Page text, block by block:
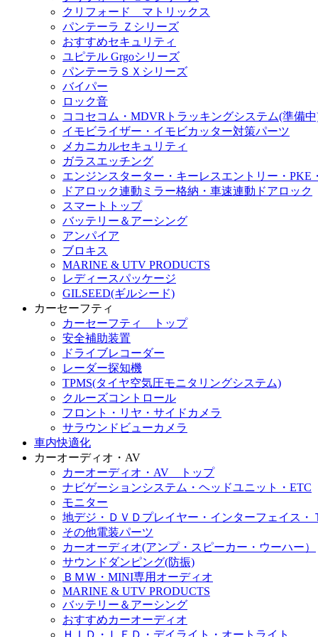
クリフォード マトリックス
パンテーラ Ｚシリーズ
おすすめセキュリティ
ユピテル Grgoシリーズ
パンテーラＳＸシリーズ
バイパー
ロック音
ココセコム・MDVRトラッキングシステム(準備
イモビライザー・イモビカッター対策パーツ
メカニカルセキュリティ
ガラスエッチング
エンジンスターター・キーレスエントリー・PKE
ドアロック連動ミラー格納・車速連動ドアロック
スマートトップ
バッテリー＆アーシング
アンパイア
ブロキス
MARINE & UTV PRODUCTS
レディースパッケージ
GILSEED(ギルシード)
カーセーフティ
カーセーフティ トップ
安全補助装置
ドライブレコーダー
レーダー探知機
TPMS(タイヤ空気圧モニタリングシステム)
クルーズコントロール
フロント・リヤ・サイドカメラ
サラウンドビューカメラ
車内快適化
カーオーディオ・AV
カーオーディオ・AV トップ
ナビゲーションシステム・ヘッドユニット・ETC
モニター
地デジ・ＤＶＤプレイヤー・インターフェイス・
その他電装パーツ
カーオーディオ(アンプ・スピーカー・ウーハー）
サウンドダンピング(防振)
ＢＭＷ・MINI専用オーディオ
MARINE & UTV PRODUCTS
バッテリー＆アーシング
おすすめカーオーディオ
ＨＩＤ・ＬＥＤ・デイライト・オートライト